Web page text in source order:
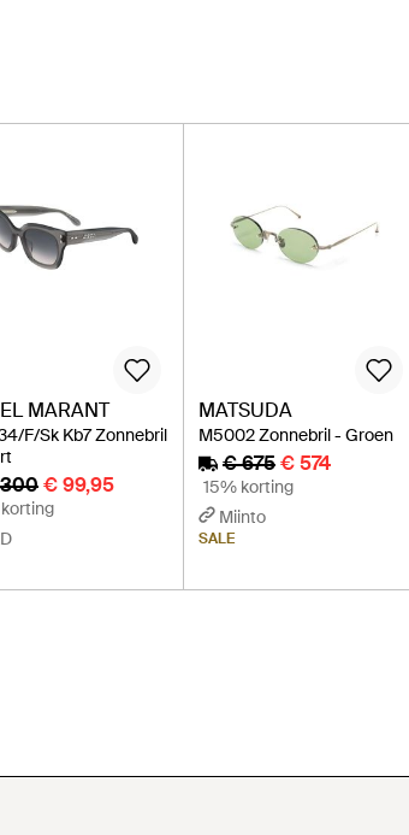
MARANT
F/Sk Kb7 Zonnebril
€ 99,95
MATSUDA
M5002 Zonnebril - Groen
€ 675€ 574
15% korting
Miinto
SALE